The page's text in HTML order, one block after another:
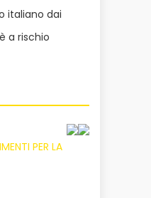
italiano dai
a rischio